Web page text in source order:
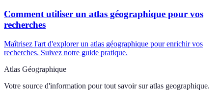
Comment utiliser un atlas géographique pour vos
recherches
Maîtrisez l'art d'explorer un atlas géographique pour enrichir vos
recherches. Suivez notre guide pratique.
Atlas Géographique
Votre source d'information pour tout savoir sur atlas geographique.